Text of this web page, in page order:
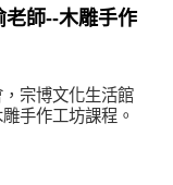
老師--木雕手作
宗博文化生活館
手作工坊課程。